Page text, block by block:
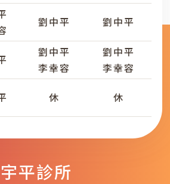
劉中平
劉中平
李幸容
休
劉中平
劉中平
李幸容
休
宇平診所